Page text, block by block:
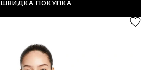
ШВИДКА ПОКУПКА